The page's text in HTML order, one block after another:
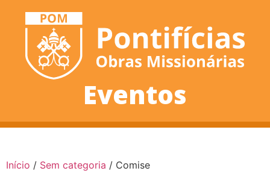
Eventos
Início / Sem categoria / Comise